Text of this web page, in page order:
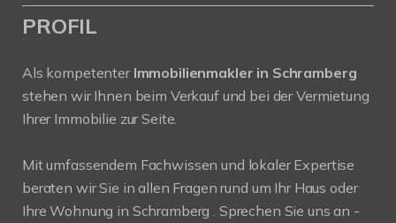
PROFIL
Als kompetenter Immobilienmakler in Schramberg
stehen wir Ihnen beim Verkauf und bei der Vermietung
Ihrer Immobilie zur Seite.
Mit umfassendem Fachwissen und lokaler Expertise
beraten wir Sie in allen Fragen rund um Ihr Haus oder
Ihre Wohnung in Schramberg . Sprechen Sie uns an -